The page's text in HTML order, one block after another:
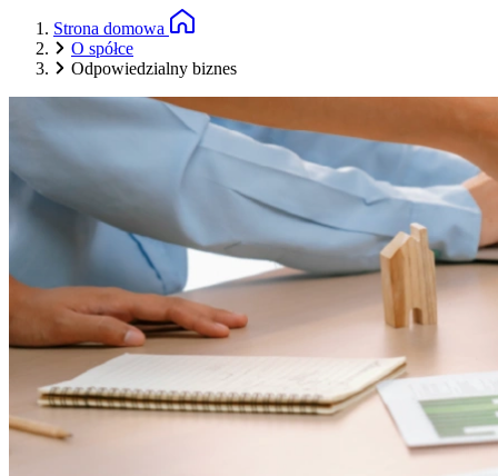
Strona domowa
O spółce
Odpowiedzialny biznes